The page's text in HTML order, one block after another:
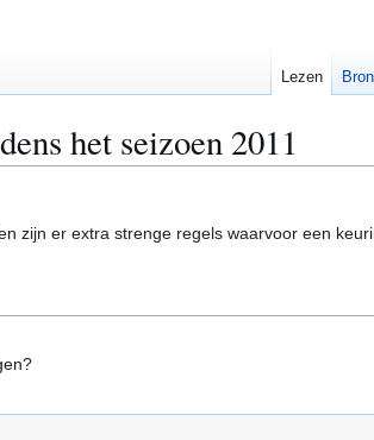
het seizoen 2011
zijn er extra strenge regels waarvoor een
Lezen